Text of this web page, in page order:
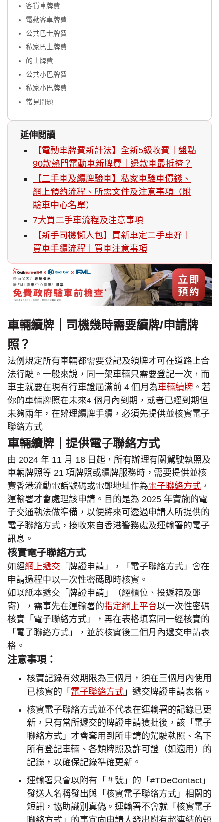
客貨車牌費
電動客車牌費
公共巴士牌費
私家巴士牌費
的士牌費
公共小巴牌費
私家小巴牌費
常見問題
延伸閲讀
【電動車牌費新計法】全新5級收費｜盤點
90款熱門電動車新牌費｜邊款車最抵揸？
【二手車及續牌驗車】私家車驗車價錢、
網上預約流程、所需文件及注意事項（附
驗車中心名單）
7大買二手車流程及注意事項
【新手司機懶人包】買新車定二手車好｜
買車手續流程｜買車注意事項
車輛續牌｜司機幾時需要續牌/申請牌
照？
法例規定所有車輛都需要登記及領牌才可在道路上合
法行駛。一般來說，同一架車輛只需要登記一次，而
車主就要在現有行車證屆滿前 4 個月為車輛續牌 。若
你的車輛牌照在未來4 個月內到期，或者已經到期但
未夠兩年，在辨理續牌手續，必須先提供並核實電子
聯絡方式
車輛續牌｜提供電子聯絡方式
由 2024 年 11 月 18 日起，所有辦理有關駕駛執照及
車輛牌照等 21 項牌照或續牌服務時，需要提供並核
實香港流動電話號碼或電郵地址作為電子聯絡方式 ，
運輸署才會處理該申請。目的是為 2025 年實施的電
子交通執法做準備，以便將來可透過申請人所提供的
電子聯絡方式，接收來自香港警務處及運輸署的電子
訊息。
核實電子聯絡方式
如經網上遞交 「牌證申請」，「電子聯絡方式」會在
申請過程中以一次性密碼即時核實。
如以紙本遞交「牌證申請」（經櫃位、投遞箱及郵
寄），需事先在運輸署的指定網上平台以一次性密碼
核實「電子聯絡方式」，再在表格填寫同一經核實的
「電子聯絡方式」，並於核實後三個月內遞交申請表
格。
注意事項：
核實記錄有效期限為三個月，須在三個月內使用
已核實的「 電子聯絡方式 」遞交牌證申請表格。
核實電子聯絡方式並不代表在運輸署的記錄已更
新，只有當所遞交的牌證申請獲批後，該「電子
聯絡方式」才會套用到所申請的駕駛執照、名下
所有登記車輛、各類牌照及許可證（如適用）的
記錄，以確保記錄準確更新。
運輸署只會以附有「＃號」的「#TDeContact」
發送人名稱發出與「核實電子聯絡方式」相關的
短訊，協助識別真偽。運輸署不會就「核實電子